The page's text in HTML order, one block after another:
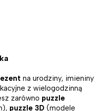
na urodziny, imieniny
z wielogodzinną
zarówno puzzle
puzzle 3D (modele